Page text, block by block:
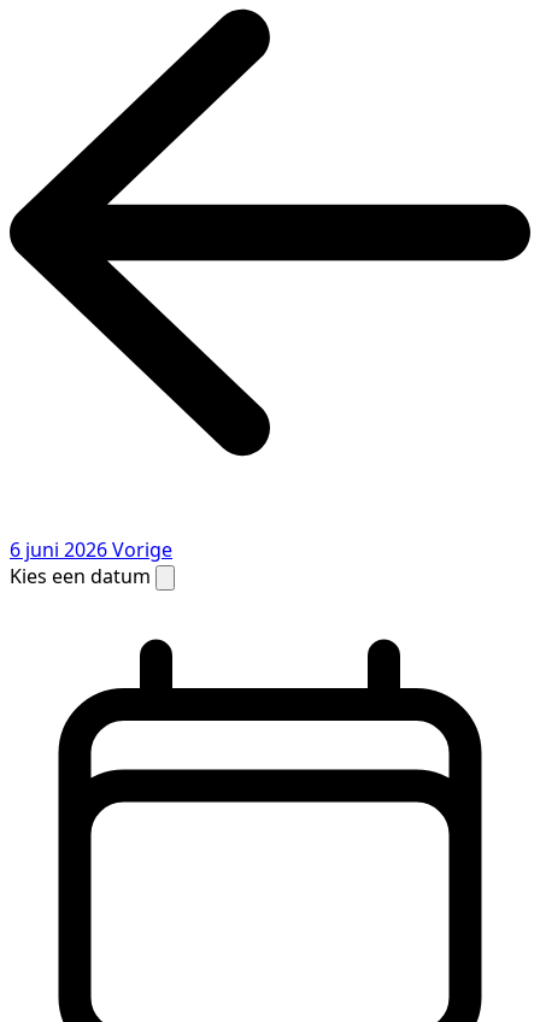
6 juni 2026Vorige
Kies een datum